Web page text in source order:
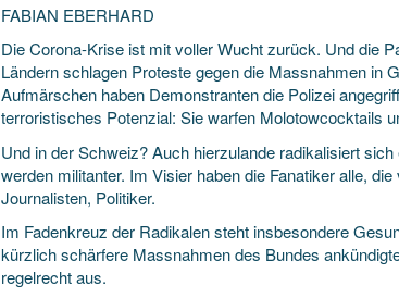
FABIAN EBERHARD
Die Corona-Krise ist mit voller Wucht zurück. Und die
Ländern schlagen Proteste gegen die Massnahmen in
Aufmärschen haben Demonstranten die Polizei
terroristisches Potenzial: Sie warfen Molotowcocktails
Und in der Schweiz? Auch hierzulande radikalisiert
werden militanter. Im Visier haben die Fanatiker alle,
Journalisten, Politiker.
Im Fadenkreuz der Radikalen steht insbesondere
kürzlich schärfere Massnahmen des Bundes
regelrecht aus.